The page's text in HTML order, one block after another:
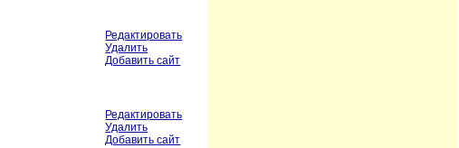
Редактировать
Удалить
Добавить сайт
Редактировать
Удалить
Добавить сайт